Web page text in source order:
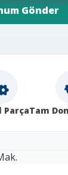
Gönder
ParçaTam